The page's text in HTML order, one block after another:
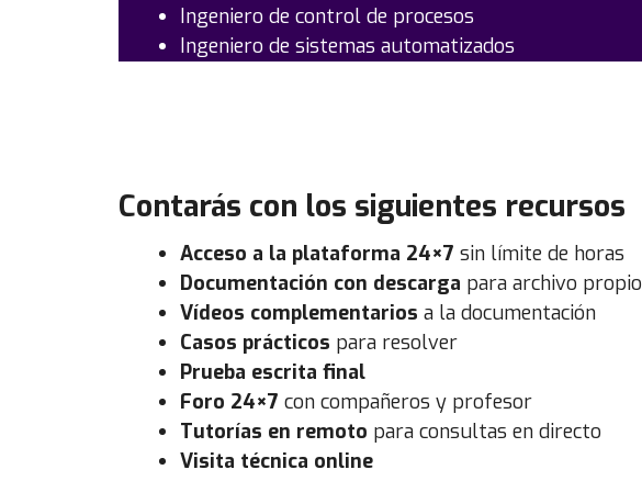
Ingeniero de control de procesos
Ingeniero de sistemas automatizados
Contarás con los siguientes recursos
Acceso a la plataforma 24×7 sin límite de horas
Documentación con descarga para archivo propio
Vídeos complementarios a la documentación
Casos prácticos para resolver
Prueba escrita final
Foro 24×7 con compañeros y profesor
Tutorías en remoto para consultas en directo
Visita técnica online